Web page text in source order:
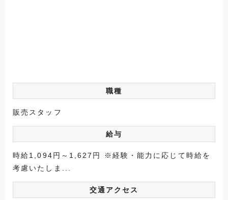
職種
販売スタッフ
給与
時給1,094円～1,627円 ※経験・能力に応じて時給を
考慮いたしま...
交通アクセス